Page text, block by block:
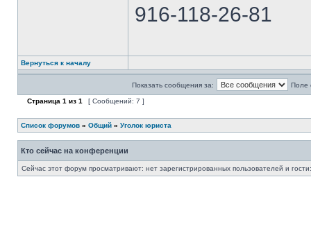
916-118-26-81
Вернуться к началу
Показать сообщения за: Поле
Страница 1 из 1 [ Сообщений: 7 ]
Список форумов » Общий » Уголок юриста
Кто сейчас на конференции
Сейчас этот форум просматривают: нет зарегистрированных пользователей и